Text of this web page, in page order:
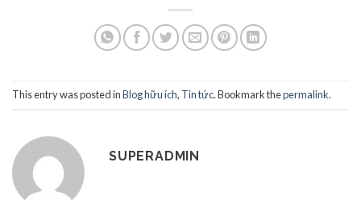
This entry was posted inBlog hữu ích, Tin tức. Bookmark thepermalink.
SUPERADMIN